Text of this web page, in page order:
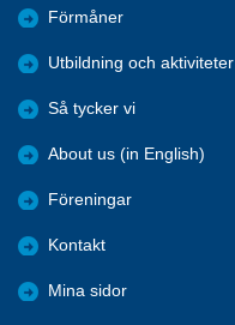
Förmåner
Utbildning och aktiviteter
Så tycker vi
About us (in English)
Föreningar
Kontakt
Mina sidor